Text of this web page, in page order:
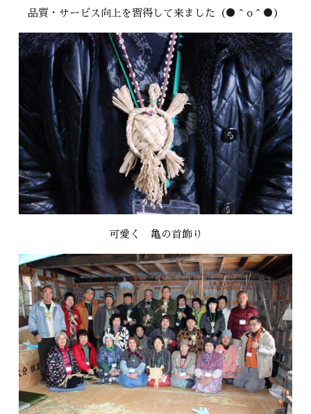
品質・サービス向上を習得して来ました（●＾o＾●）
可愛く 亀の首飾り